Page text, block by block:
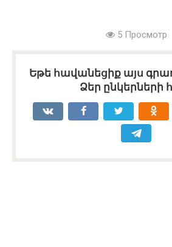
5 Просмотр
Եթե հավանեցիք այս
Ձեր ընկերների